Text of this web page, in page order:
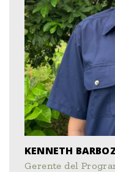
KENNETH
Gerente del